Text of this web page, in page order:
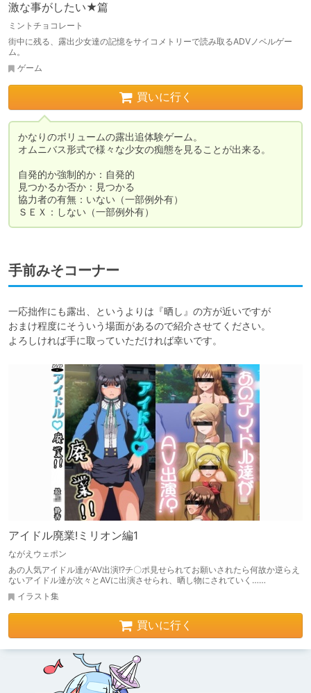
激な事がしたい★篇
ミントチョコレート
街中に残る、露出少女達の記憶をサイコメトリーで読み取るADVノベルゲー
ム。
ゲーム
買いに行く
かなりのボリュームの露出追体験ゲーム。
オムニバス形式で様々な少女の痴態を見ることが出来る。
自発的か強制的か：自発的
見つかるか否か：見つかる
協力者の有無：いない（一部例外有）
ＳＥＸ：しない（一部例外有）
手前みそコーナー
一応拙作にも露出、というよりは『晒し』の方が近いですが
おまけ程度にそういう場面があるので紹介させてください。
よろしければ手に取っていただければ幸いです。
アイドル廃業!ミリオン編1
ながえウェポン
あの人気アイドル達がAV出演!?チ〇ポ見せられてお願いされたら何故か逆らえ
ないアイドル達が次々とAVに出演させられ、晒し物にされていく……
イラスト集
買いに行く